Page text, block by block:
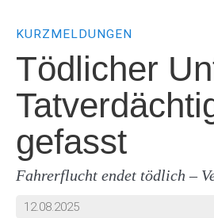
KURZMELDUNGEN
Tödlicher
gefasst
Fahrerflucht endet tödlich –
12.08.2025